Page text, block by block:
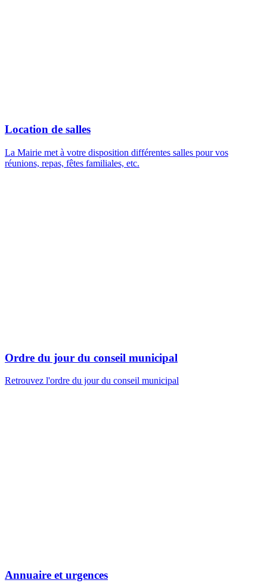
Location de salles
La Mairie met à votre disposition différentes salles pour vos
réunions, repas, fêtes familiales, etc.
Ordre du jour du conseil municipal
Retrouvez l'ordre du jour du conseil municipal
Annuaire et urgences